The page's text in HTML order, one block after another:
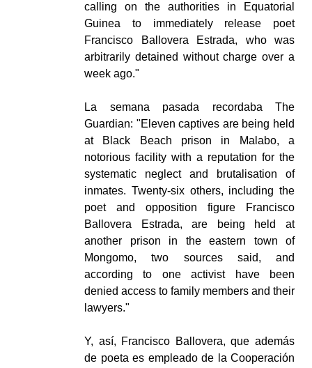
calling on the authorities in Equatorial
Guinea to immediately release poet
Francisco Ballovera Estrada, who was
arbitrarily detained without charge over a
week ago."
La semana pasada recordaba The
Guardian: "Eleven captives are being held
at Black Beach prison in Malabo, a
notorious facility with a reputation for the
systematic neglect and brutalisation of
inmates. Twenty-six others, including the
poet and opposition figure Francisco
Ballovera Estrada, are being held at
another prison in the eastern town of
Mongomo, two sources said, and
according to one activist have been
denied access to family members and their
lawyers."
Y, así, Francisco Ballovera, que además
de poeta es empleado de la Cooperación